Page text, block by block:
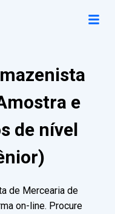
e
de nível
de Mercearia de
on-line. Procure